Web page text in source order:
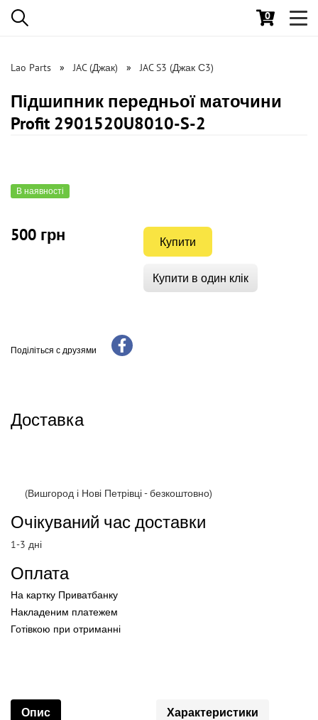
0
Lao Parts JAC (Джак) JAC S3 (Джак С3)
Підшипник передньої маточини
Profit 2901520U8010-S-2
В наявності
500 грн Купити
Купити в один клік
Поділіться с друзями
Доставка
(Вишгород і Нові Петрівці - безкоштовно)
Очікуваний час доставки
1-3 дні
Оплата
На картку Приватбанку
Накладеним платежем
Готівкою при отриманні
Опис Характеристики